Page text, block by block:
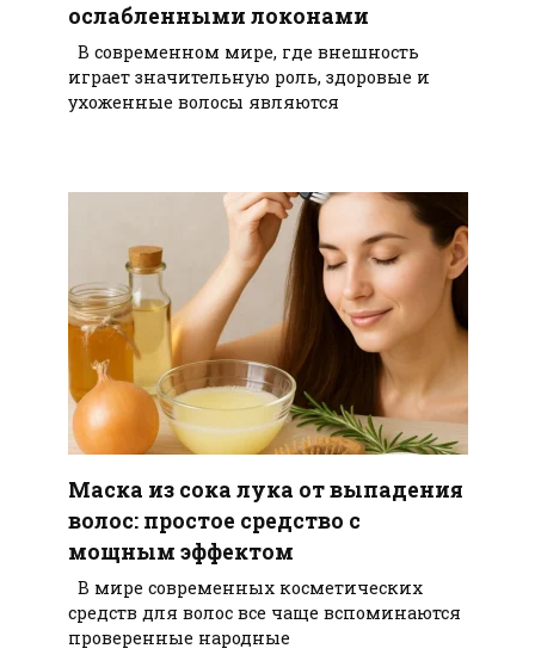
ослабленными локонами
В современном мире, где внешность
играет значительную роль, здоровые и
ухоженные волосы являются
Маска из сока лука от выпадения
волос: простое средство с
мощным эффектом
В мире современных косметических
средств для волос все чаще вспоминаются
проверенные народные